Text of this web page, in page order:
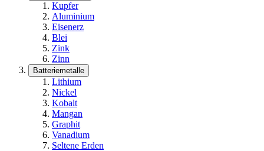
Kupfer
Aluminium
Eisenerz
Blei
Zink
Zinn
Batteriemetalle
Lithium
Nickel
Kobalt
Mangan
Graphit
Vanadium
Seltene Erden